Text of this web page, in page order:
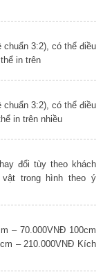
3:2), có thể điều
in trên
3:2), có thể điều
in trên nhiều
đổi tùy theo khách
trong hình theo ý
– 70.000VNĐ 100cm
– 210.000VNĐ Kích